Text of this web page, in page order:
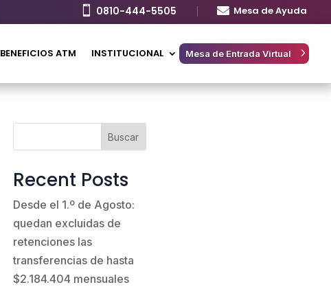
 0810-444-5505  Mesa de Ayuda
BENEFICIOS ATM INSTITUCIONAL Mesa de Entrada Virtual
Buscar
Recent Posts
Desde el 1.º de Agosto:
quedan excluidas de
retenciones las
transferencias de hasta
$2.184.404 mensuales